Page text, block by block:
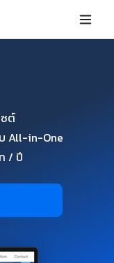
ต์
All-in-One
/ ปี